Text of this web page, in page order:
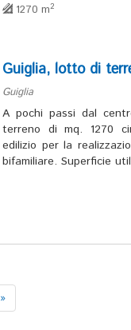
1270 m2
Guiglia, lotto di
Guiglia
A pochi passi dal
terreno di mq. 1270
edilizio per la
bifamiliare. Superficie
»